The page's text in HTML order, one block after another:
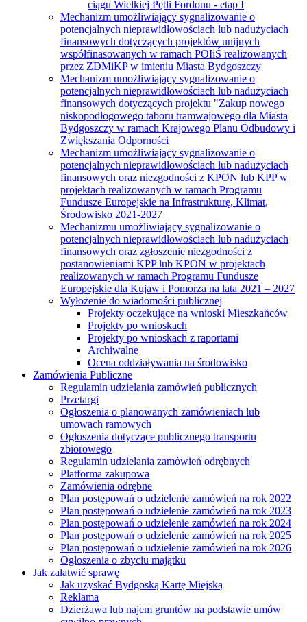
ciągu Wielkiej Pętli Fordonu - etap I
Mechanizm umożliwiający sygnalizowanie o
potencjalnych nieprawidłowościach lub nadużyciach
finansowych dotyczących projektów unijnych
współfinasowanych w ramach POIiŚ realizowanych
przez ZDMiKP w imieniu Miasta Bydgoszczy
Mechanizm umożliwiający sygnalizowanie o
potencjalnych nieprawidłowościach lub nadużyciach
finansowych dotyczących projektu "Zakup nowego
niskopodłogowego taboru tramwajowego dla Miasta
Bydgoszczy w ramach Krajowego Planu Odbudowy i
Zwiększania Odporności
Mechanizm umożliwiający sygnalizowanie o
potencjalnych nieprawidłowościach lub nadużyciach
finansowych oraz niezgodności z KPON lub KPP w
projektach realizowanych w ramach Programu
Fundusze Europejskie na Infrastrukturę, Klimat,
Środowisko 2021-2027
Mechanizmu umożliwiający sygnalizowanie o
potencjalnych nieprawidłowościach lub nadużyciach
finansowych oraz zgłoszenie niezgodności z
postanowieniami KPP lub KPON w projektach
realizowanych w ramach Programu Fundusze
Europejskie dla Kujaw i Pomorza na lata 2021 – 2027
Wyłożenie do wiadomości publicznej
Projekty oczekujące na wnioski Mieszkańców
Projekty po wnioskach
Projekty po wnioskach z raportami
Archiwalne
Ocena oddziaływania na środowisko
Zamówienia Publiczne
Regulamin udzielania zamówień publicznych
Przetargi
Ogłoszenia o planowanych zamówieniach lub
umowach ramowych
Ogłoszenia dotyczące publicznego transportu
zbiorowego
Regulamin udzielania zamówień odrębnych
Platforma zakupowa
Zamówienia odrębne
Plan postępowań o udzielenie zamówień na rok 2022
Plan postępowań o udzielenie zamówień na rok 2023
Plan postępowań o udzielenie zamówień na rok 2024
Plan postępowań o udzielenie zamówień na rok 2025
Plan postępowań o udzielenie zamówień na rok 2026
Ogłoszenia o zbyciu majątku
Jak załatwić sprawę
Jak uzyskać Bydgoską Kartę Miejską
Reklama
Dzierżawa lub najem gruntów na podstawie umów